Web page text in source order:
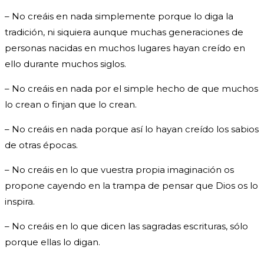
– No creáis en nada simplemente porque lo diga la
tradición, ni siquiera aunque muchas generaciones de
personas nacidas en muchos lugares hayan creído en
ello durante muchos siglos.
– No creáis en nada por el simple hecho de que muchos
lo crean o finjan que lo crean.
– No creáis en nada porque así lo hayan creído los sabios
de otras épocas.
– No creáis en lo que vuestra propia imaginación os
propone cayendo en la trampa de pensar que Dios os lo
inspira.
– No creáis en lo que dicen las sagradas escrituras, sólo
porque ellas lo digan.